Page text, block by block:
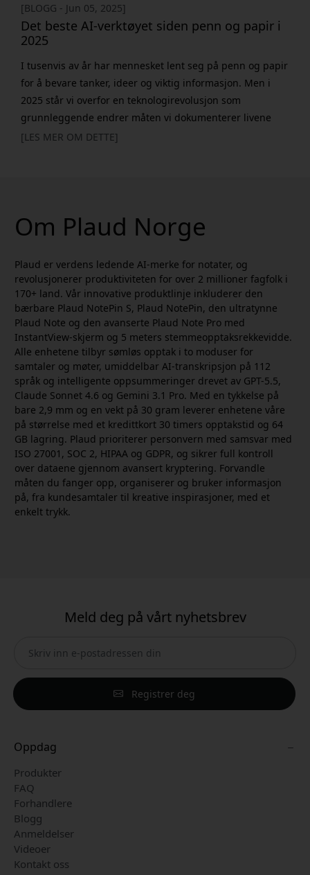
[BLOGG - Jun 05, 2025]
Det beste AI-verktøyet siden penn og papir i
2025
I tusenvis av år har mennesket lent seg på penn og papir
for å bevare tanker, ideer og viktig informasjon. Men i
2025 står vi overfor en teknologirevolusjon som
grunnleggende endrer måten vi dokumenterer livene
våre på. AI-drevne opptaksenheter representerer det
[LES MER OM DETTE]
Om Plaud Norge
Plaud er verdens ledende AI-merke for notater, og
revolusjonerer produktiviteten for over 2 millioner fagfolk i
170+ land. Vår innovative produktlinje inkluderer den
bærbare Plaud NotePin S, Plaud NotePin, den ultratynne
Plaud Note og den avanserte Plaud Note Pro med
InstantView-skjerm og 5 meters stemmeopptaksrekkevidde.
Alle enhetene tilbyr sømløs opptak i to moduser for
samtaler og møter, umiddelbar AI-transkripsjon på 112
språk og intelligente oppsummeringer drevet av GPT-5.5,
Claude Sonnet 4.6 og Gemini 3.1 Pro. Med en tykkelse på
bare 2,9 mm og en vekt på 30 gram leverer enhetene våre
på størrelse med et kredittkort 30 timers opptakstid og 64
GB lagring. Plaud prioriterer personvern med samsvar med
ISO 27001, SOC 2, HIPAA og GDPR, og sikrer full kontroll
over dataene gjennom avansert kryptering. Forvandle
måten du fanger opp, organiserer og bruker informasjon
på, fra kundesamtaler til kreative inspirasjoner, med et
enkelt trykk.
Meld deg på vårt nyhetsbrev
Registrer deg
Oppdag
Produkter
FAQ
Forhandlere
Blogg
Anmeldelser
Videoer
Kontakt oss